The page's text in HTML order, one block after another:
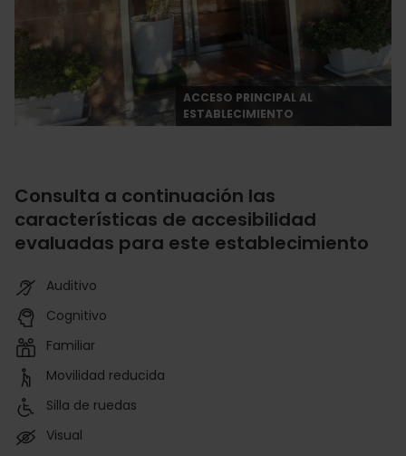
ACCESO PRINCIPAL AL
ESTABLECIMIENTO
Consulta a continuación las
características de accesibilidad
evaluadas para este establecimiento
Auditivo
Cognitivo
Familiar
Movilidad reducida
Silla de ruedas
Visual